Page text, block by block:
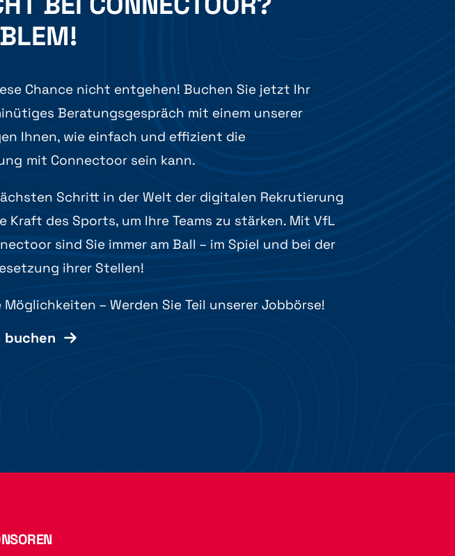
Chance nicht entgehen! Buchen Sie jetzt Ihr
Beratungsgespräch mit einem unserer
Ihnen, wie einfach und effizient die
mit Connectoor sein kann.
Schritt in der Welt der digitalen Rekrutierung
Kraft des Sports, um Ihre Teams zu stärken. Mit VfL
sind Sie immer am Ball – im Spiel und bei der
ihrer Stellen!
– Werden Sie Teil unserer Jobbörse!
buchen